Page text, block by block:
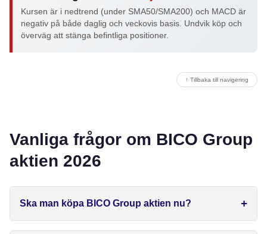
Kursen är i nedtrend (under SMA50/SMA200) och MACD är
negativ på både daglig och veckovis basis. Undvik köp och
överväg att stänga befintliga positioner.
↑ Tillbaka till navigering
Vanliga frågor om BICO Group
aktien 2026
Ska man köpa BICO Group aktien nu?